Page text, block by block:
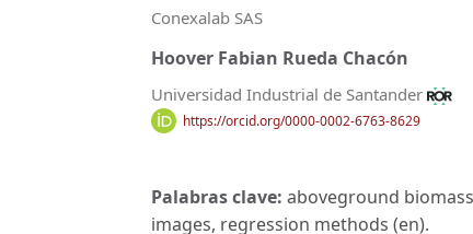
Conexalab SAS
Hoover Fabian Rueda Chacón
Universidad Industrial de Santander
https://orcid.org/0000-0002-6763-8629
Palabras clave: aboveground
images, regression methods (en).